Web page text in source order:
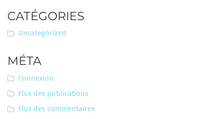
CATÉGORIES
Uncategorized
MÉTA
Connexion
Flux des publications
Flux des commentaires